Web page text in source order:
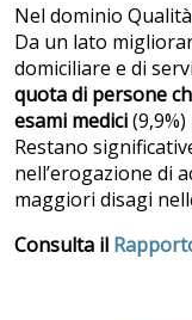
Nel dominio
Da un lato
domiciliare e di
quota di persone
esami medici
Restano
nell’erogazione di
maggiori disagi
Consulta il